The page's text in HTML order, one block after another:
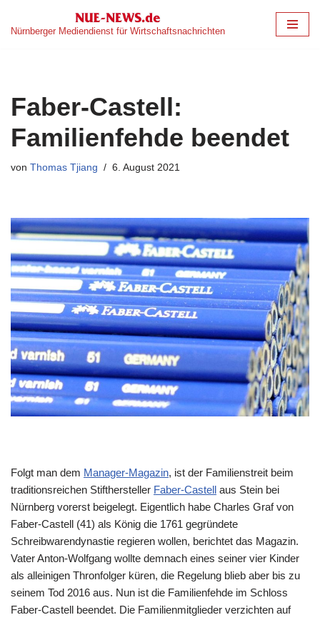
Zum
Nürnberger Mediendienst für Wirtschaftsnachrichten
Faber-Castell:
Familienfehde beendet
von Thomas Tjiang 6. August 2021
Folgt man dem Manager-Magazin, ist der Familienstreit beim
traditionsreichen Stifthersteller Faber-Castell aus Stein bei
Nürnberg vorerst beigelegt. Eigentlich habe Charles Graf von
Faber-Castell (41) als König die 1761 gegründete
Schreibwarendynastie regieren wollen, berichtet das Magazin.
Vater Anton-Wolfgang wollte demnach eines seiner vier Kinder
als alleinigen Thronfolger küren, die Regelung blieb aber bis zu
seinem Tod 2016 aus. Nun ist die Familienfehde im Schloss
Faber-Castell beendet. Die Familienmitglieder verzichten auf